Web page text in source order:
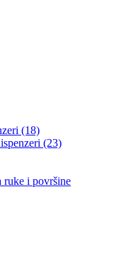
(18)
(23)
ruke i površine